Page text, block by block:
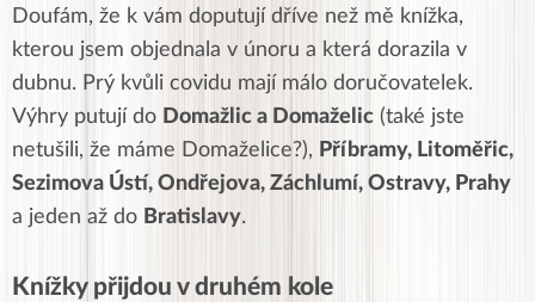
Doufám, že k vám doputují dříve než mě knížka,
kterou jsem objednala v únoru a která dorazila v
dubnu. Prý kvůli covidu mají málo doručovatelek.
Výhry putují do Domažlic a Domaželic (také jste
netušili, že máme Domaželice?), Příbramy, Litoměřic,
Sezimova Ústí, Ondřejova, Záchlumí, Ostravy, Prahy
a jeden až do Bratislavy.
Knížky přijdou v druhém kole